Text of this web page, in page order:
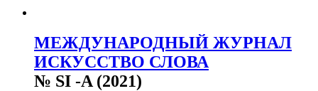
МЕЖДУНАРОДНЫЙ ЖУРНАЛ
ИСКУССТВО СЛОВА
№ SI -A (2021)